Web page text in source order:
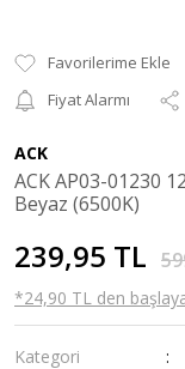
Fiyat Alarmı
ACK
ACK AP03-01230
Beyaz (6500K)
239,95 TL
*24,90 TL den
Kategori